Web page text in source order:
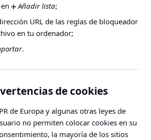
Añadir lista;
URL de las reglas de bloqueador
en tu ordenador;
.
de cookies
de Europa y algunas otras leyes de
no permiten colocar cookies en su
la mayoría de los sitios